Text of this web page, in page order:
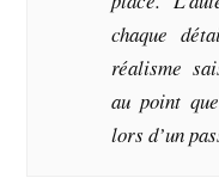
chaque
réalisme
au point
lors d’un